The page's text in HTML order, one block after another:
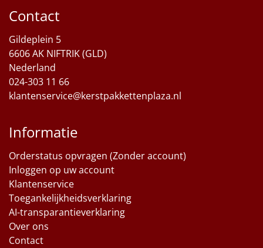
Kerstgeschenken 2026
Relatiegeschenken
Cadeaubon
Per stuk
Alle overige
Contact
Gildeplein 5
6606 AK NIFTRIK (GLD)
Nederland
024-303 11 66
klantenservice@kerstpakkettenplaza.nl
Informatie
Orderstatus opvragen (Zonder account)
Inloggen op uw account
Klantenservice
Toegankelijkheidsverklaring
AI-transparantieverklaring
Over ons
Contact